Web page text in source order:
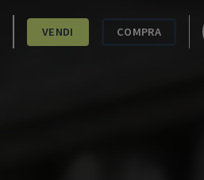
VENDI COMPRA